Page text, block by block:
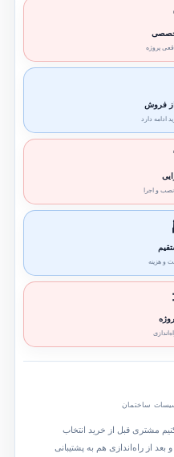
پروژه
فروش
ادامه دارد
و اجرا
و هزینه
مشتری قبل از خرید انتخاب
بعد از راه‌اندازی هم به پشتیبانی